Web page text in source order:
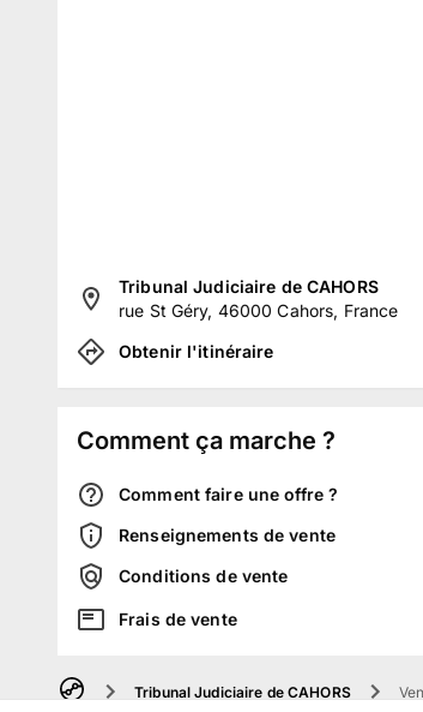
Tribunal Judiciaire de CAHORS
rue St Géry, 46000 Cahors, France
Obtenir l'itinéraire
Comment ça marche ?
Comment faire une offre ?
Renseignements de vente
Conditions de vente
Frais de vente
Tribunal Judiciaire de CAHORS